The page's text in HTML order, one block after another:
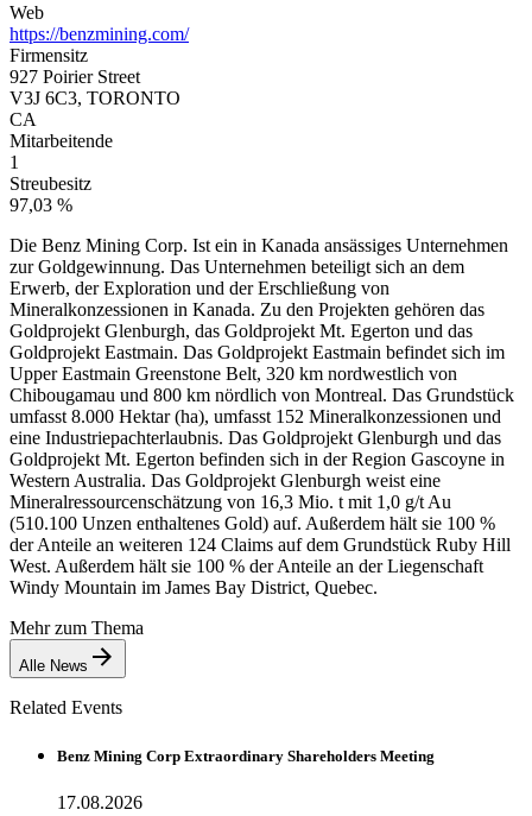
Web
https://benzmining.com/
Firmensitz
927 Poirier Street
V3J 6C3, TORONTO
CA
Mitarbeitende
1
Streubesitz
97,03 %
Die Benz Mining Corp. Ist ein in Kanada ansässiges Unternehmen
zur Goldgewinnung. Das Unternehmen beteiligt sich an dem
Erwerb, der Exploration und der Erschließung von
Mineralkonzessionen in Kanada. Zu den Projekten gehören das
Goldprojekt Glenburgh, das Goldprojekt Mt. Egerton und das
Goldprojekt Eastmain. Das Goldprojekt Eastmain befindet sich im
Upper Eastmain Greenstone Belt, 320 km nordwestlich von
Chibougamau und 800 km nördlich von Montreal. Das Grundstück
umfasst 8.000 Hektar (ha), umfasst 152 Mineralkonzessionen und
eine Industriepachterlaubnis. Das Goldprojekt Glenburgh und das
Goldprojekt Mt. Egerton befinden sich in der Region Gascoyne in
Western Australia. Das Goldprojekt Glenburgh weist eine
Mineralressourcenschätzung von 16,3 Mio. t mit 1,0 g/t Au
(510.100 Unzen enthaltenes Gold) auf. Außerdem hält sie 100 %
der Anteile an weiteren 124 Claims auf dem Grundstück Ruby Hill
West. Außerdem hält sie 100 % der Anteile an der Liegenschaft
Windy Mountain im James Bay District, Quebec.
Mehr zum Thema
Alle News
Related Events
Benz Mining Corp Extraordinary Shareholders Meeting
17.08.2026